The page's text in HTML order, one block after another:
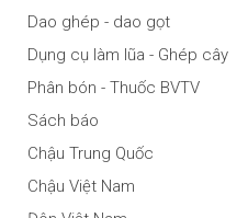
Dao ghép - dao gọt
Dụng cụ làm lũa - Ghép cây
Phân bón - Thuốc BVTV
Sách báo
Chậu Trung Quốc
Chậu Việt Nam